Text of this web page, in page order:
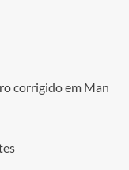
corrigido em Man